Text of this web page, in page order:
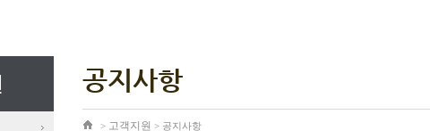
> 고객지원 > 공지사항
공지사항